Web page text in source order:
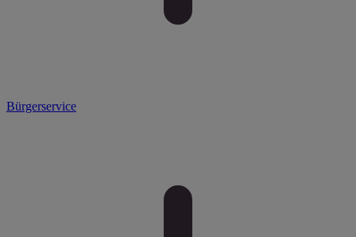
Bürgerservice